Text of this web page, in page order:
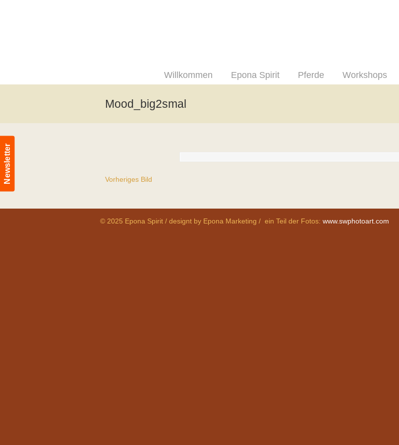
Newsletter
Willkommen Epona Spirit Pferde Workshops
Mood_big2smal
Vorheriges Bild
© 2025 Epona Spirit / designt by Epona Marketing / ein Teil der Fotos: www.swphotoart.com